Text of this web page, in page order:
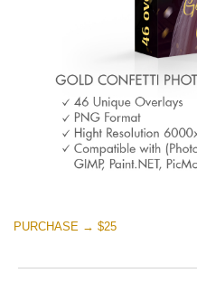
PURCHASE → $25